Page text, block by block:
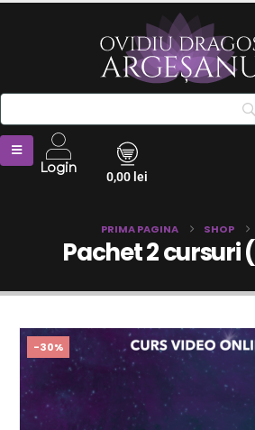
Login 0,00 lei
PRIMA PAGINA SHOP
Pachet 2 cursuri
-30%